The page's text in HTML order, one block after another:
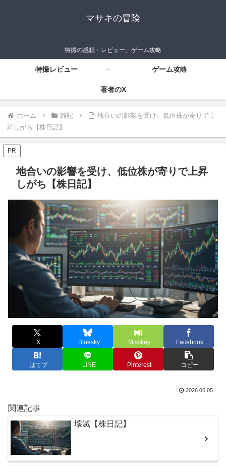
マサキの冒険
特撮の感想・レビュー、ゲーム攻略
特撮レビュー ゲーム攻略
著者のX
ホーム 雑記
地合いの影響を受け、低位株が寄りで上
昇しがち【株日記】
PR
地合いの影響を受け、低位株が寄りで上昇
しがち【株日記】
X Bluesky Misskey Facebook
はてブ LINE Pinterest コピー
2026.06.05
関連記事
壊滅【株日記】